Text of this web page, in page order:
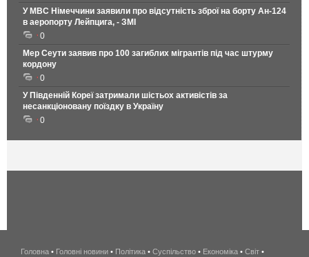
У МВС Німеччини заявили про відсутність зброї на борту Ан-124
в аеропорту Лейпцига, - ЗМІ
0
Мер Сеути заявив про 100 загиблих мігрантів під час штурму
кордону
0
У Південній Кореї затримали шістьох активістів за
несанкціоновану поїздку в Україну
0
беспроводной
Головна • Головні новини • Політика • Суспільство • Економіка • Світ •